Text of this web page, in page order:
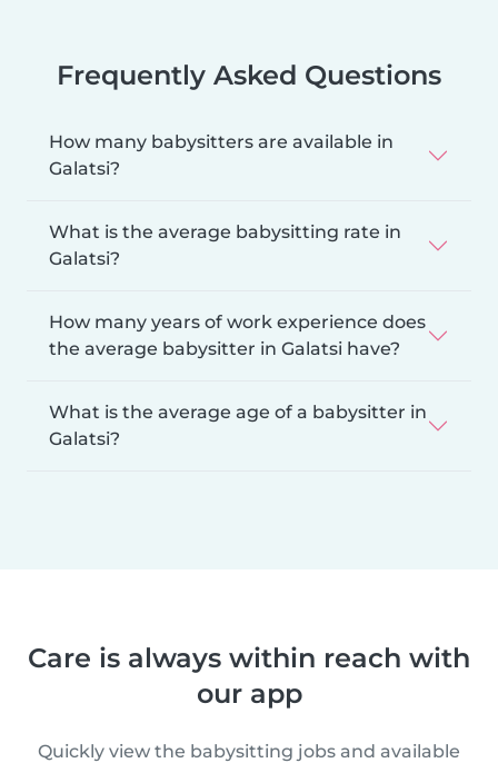
Frequently Asked Questions
How many babysitters are available in
Galatsi?
What is the average babysitting rate in
Galatsi?
How many years of work experience does
the average babysitter in Galatsi have?
What is the average age of a babysitter in
Galatsi?
Care is always within reach with
our app
Quickly view the babysitting jobs and available